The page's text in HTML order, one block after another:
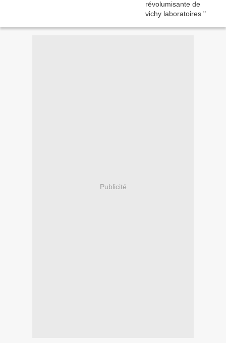
Publicité